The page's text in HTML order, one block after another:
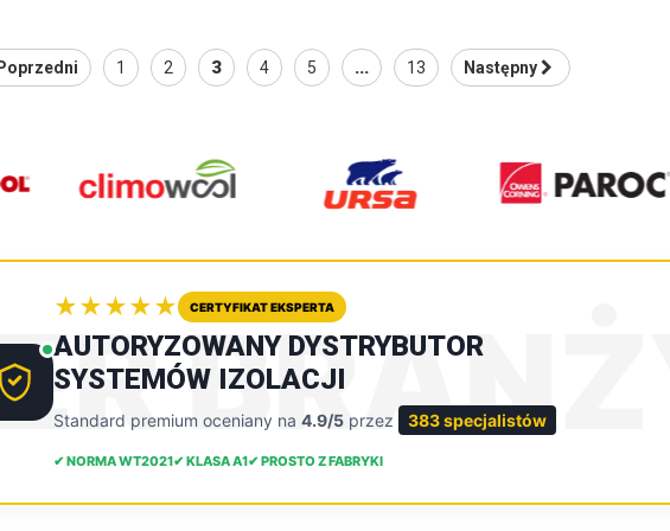
1 2 3 4 5 ... 13 Następny
BRANŻY
★★★★★ CERTYFIKAT EKSPERTA
AUTORYZOWANY DYSTRYBUTOR
SYSTEMÓW IZOLACJI
Standard premium oceniany na 4.9/5 przez 383 specjalistów
✔ NORMA WT2021✔ KLASA A1✔ PROSTO Z FABRYKI